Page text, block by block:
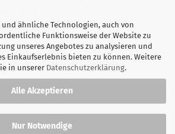
ähnliche Technologien, auch von
Funktionsweise der Website zu
unseres Angebotes zu analysieren und
Einkaufserlebnis bieten zu können. Weitere
in unserer Datenschutzerklärung.
Alle Akzeptieren
Nur Notwendige
erreichbar:
von 9 bis 16 Uhr